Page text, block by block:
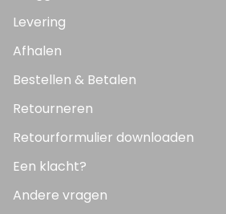
Levering
Afhalen
Bestellen & Betalen
Retourneren
Retourformulier downloaden
Een klacht?
Andere vragen